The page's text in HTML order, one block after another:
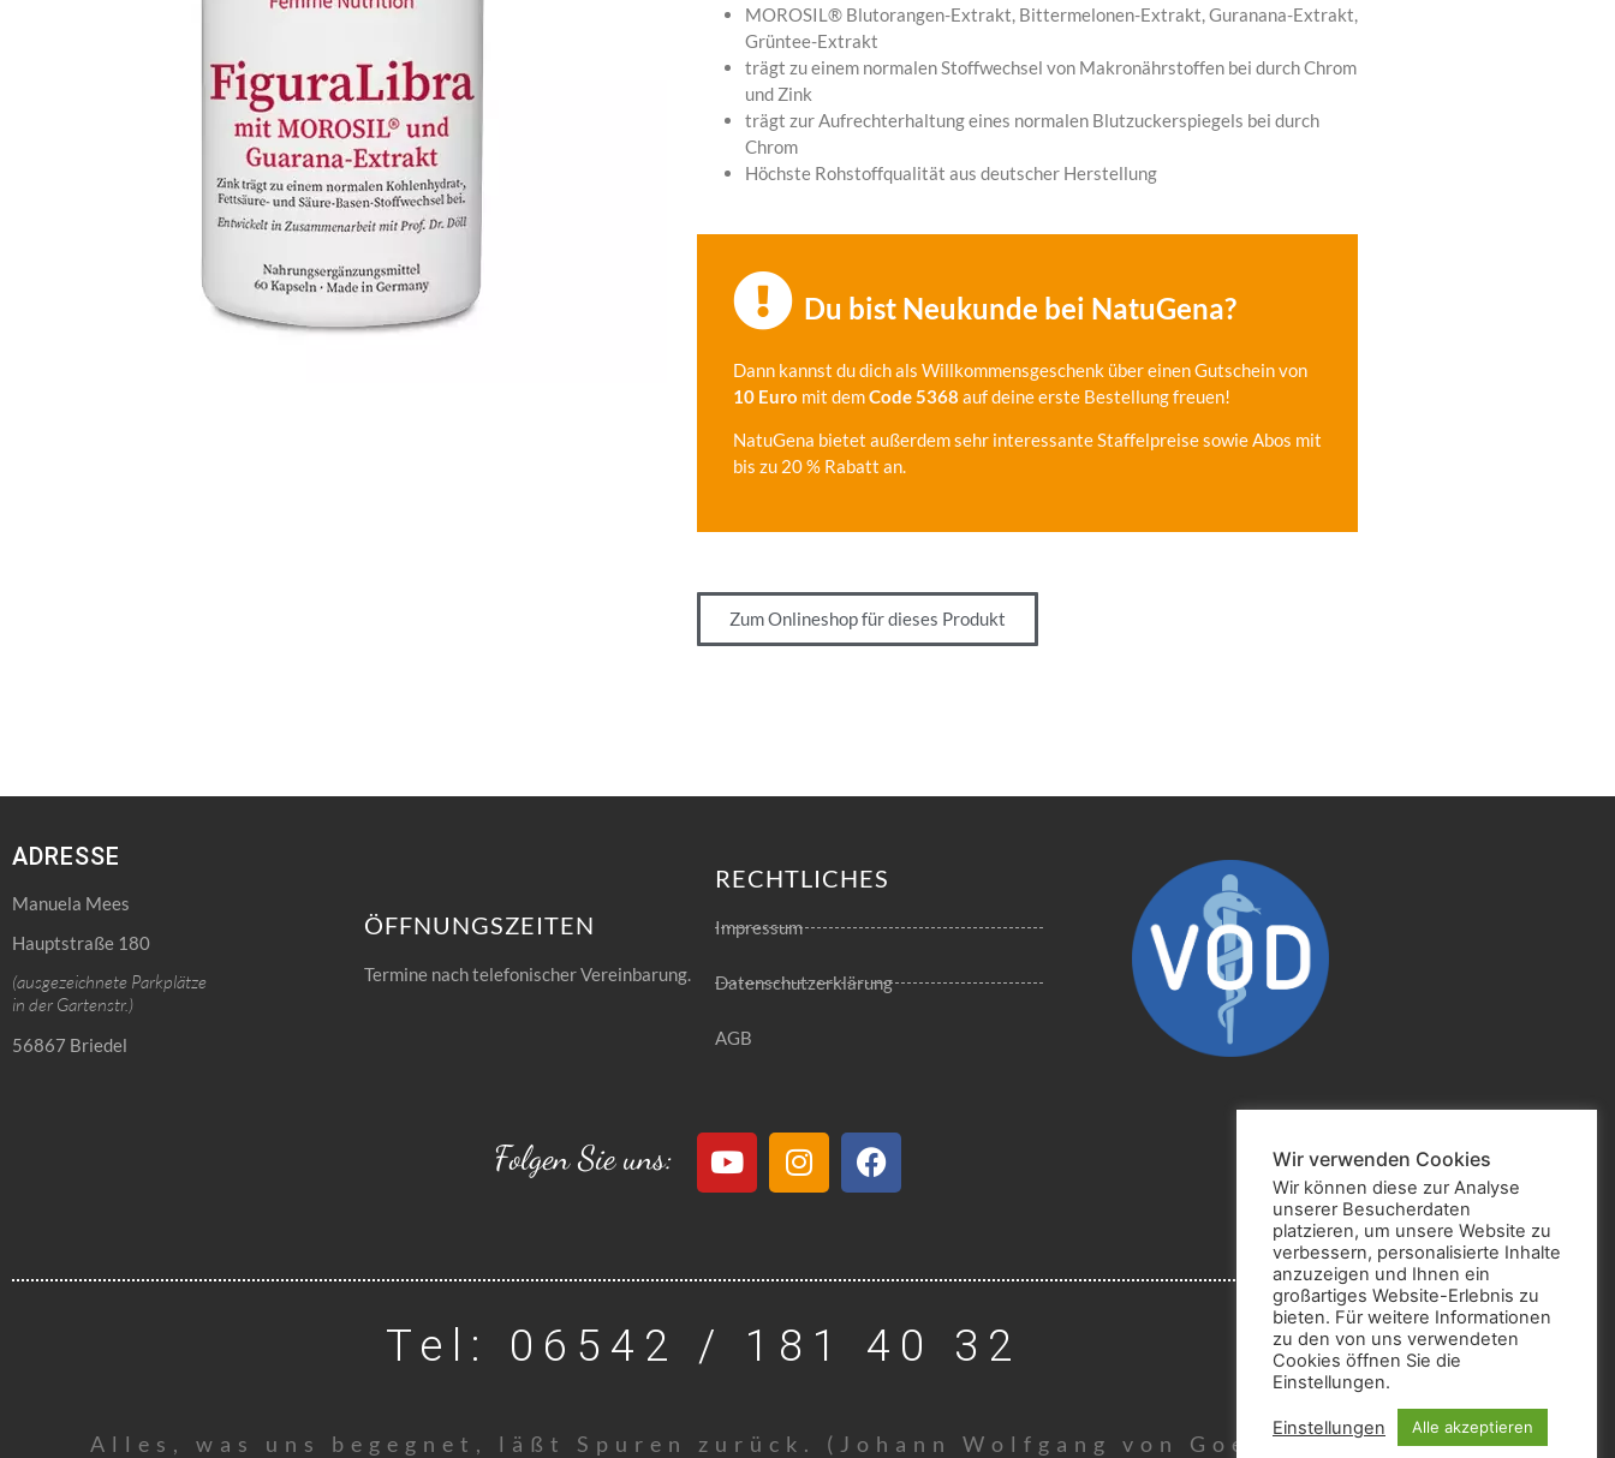
MOROSIL® Blutorangen-Extrakt, Bittermelonen-Extrakt, Guranana-Extrakt,
Grüntee-Extrakt
trägt zu einem normalen Stoffwechsel von Makronährstoffen bei durch Chrom
und Zink
trägt zur Aufrechterhaltung eines normalen Blutzuckerspiegels bei durch
Chrom
Höchste Rohstoffqualität aus deutscher Herstellung
Du bist Neukunde bei NatuGena?
Dann kannst du dich als Willkommensgeschenk über einen Gutschein von
10 Euro mit demCode 5368 auf deine erste Bestellung freuen!
NatuGena bietet außerdem sehr interessante Staffelpreise sowie Abos mit
bis zu 20 % Rabatt an.
Zum Onlineshop für dieses Produkt
ADRESSE
Manuela Mees
Hauptstraße 180
(ausgezeichnete Parkplätze
in der Gartenstr.)
56867 Briedel
ÖFFNUNGSZEITEN
Termine nach telefonischer Vereinbarung.
RECHTLICHES
Impressum
Datenschutzerklärung
AGB
Folgen Sie uns:
Tel: 06542 / 181 40 32
Alles, was uns begegnet, läßt Spuren zurück. (Johann Wolfgang von Goethe)
Wir verwenden Cookies
Wir können diese zur Analyse
unserer Besucherdaten
platzieren, um unsere Website zu
verbessern, personalisierte Inhalte
anzuzeigen und Ihnen ein
großartiges Website-Erlebnis zu
bieten. Für weitere Informationen
zu den von uns verwendeten
Cookies öffnen Sie die
Einstellungen.
Einstellungen Alle akzeptieren